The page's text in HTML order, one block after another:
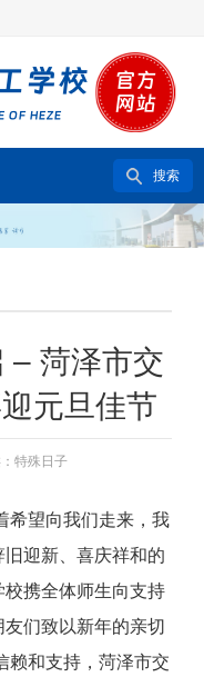
搜索
– 菏泽市交
元旦佳节
特殊日子
希望向我们走来，我
迎新、喜庆祥和的
携全体师生向支持
们致以新年的亲切
赖和支持，菏泽市交